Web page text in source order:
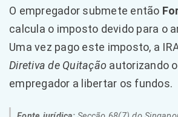
O empregador submete então
calcula o imposto devido para o
Uma vez pago este imposto, a
Diretiva de Quitação autorizando
empregador a libertar os fundos.